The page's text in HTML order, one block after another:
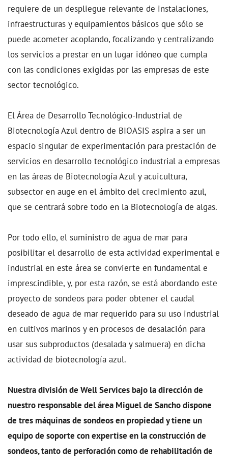
requiere de un despliegue relevante de instalaciones,
infraestructuras y equipamientos básicos que sólo se
puede acometer acoplando, focalizando y centralizando
los servicios a prestar en un lugar idóneo que cumpla
con las condiciones exigidas por las empresas de este
sector tecnológico.
El Área de Desarrollo Tecnológico-Industrial de
Biotecnología Azul dentro de BIOASIS aspira a ser un
espacio singular de experimentación para prestación de
servicios en desarrollo tecnológico industrial a empresas
en las áreas de Biotecnología Azul y acuicultura,
subsector en auge en el ámbito del crecimiento azul,
que se centrará sobre todo en la Biotecnología de algas.
Por todo ello, el suministro de agua de mar para
posibilitar el desarrollo de esta actividad experimental e
industrial en este área se convierte en fundamental e
imprescindible, y, por esta razón, se está abordando este
proyecto de sondeos para poder obtener el caudal
deseado de agua de mar requerido para su uso industrial
en cultivos marinos y en procesos de desalación para
usar sus subproductos (desalada y salmuera) en dicha
actividad de biotecnología azul.
Nuestra división de Well Services bajo la dirección de
nuestro responsable del área Miguel de Sancho dispone
de tres máquinas de sondeos en propiedad y tiene un
equipo de soporte con expertise en la construcción de
sondeos, tanto de perforación como de rehabilitación de